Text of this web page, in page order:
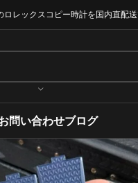
レックスコピー時計を国内直配
問い合わせブログ